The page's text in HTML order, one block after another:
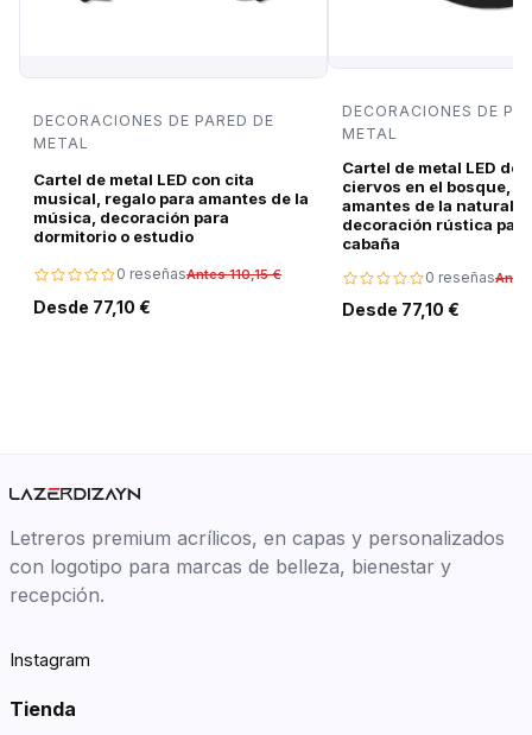
DECORACIONES DE PARED DE
METAL
Cartel de metal LED con cita
musical, regalo para amantes de la
música, decoración para
dormitorio o estudio
0 reseñasAntes 110,15 €
Desde 77,10 €
DECORACIONES DE
METAL
Cartel de metal LED de
ciervos en el bosque,
amantes de la
decoración rústica
cabaña
0 reseñas
Desde 77,10 €
Letreros premium acrílicos, en capas y personalizados
con logotipo para marcas de belleza, bienestar y
recepción.
Instagram
Tienda